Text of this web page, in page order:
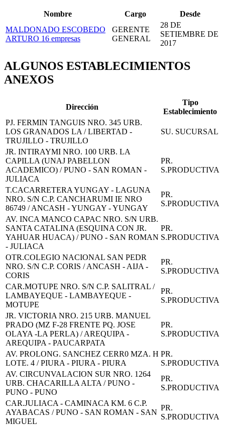
Nombre Cargo
Desde
MALDONADO ESCOBEDO
ARTURO 16 empresas
GERENTE
GENERAL
28 DE
SETIEMBRE DE
2017
ALGUNOS ESTABLECIMIENTOS
ANEXOS
Dirección
Tipo
Establecimiento
PJ. FERMIN TANGUIS NRO. 345 URB.
LOS GRANADOS LA / LIBERTAD -
TRUJILLO - TRUJILLO
SU. SUCURSAL
JR. INTIRAYMI NRO. 100 URB. LA
CAPILLA (UNAJ PABELLON
ACADEMICO) / PUNO - SAN ROMAN -
JULIACA
PR.
S.PRODUCTIVA
T.CACARRETERA YUNGAY - LAGUNA
NRO. S/N C.P. CANCHARUMI IE NRO
86749 / ANCASH - YUNGAY - YUNGAY
PR.
S.PRODUCTIVA
AV. INCA MANCO CAPAC NRO. S/N URB.
SANTA CATALINA (ESQUINA CON JR.
YAHUAR HUACA) / PUNO - SAN ROMAN
- JULIACA
PR.
S.PRODUCTIVA
OTR.COLEGIO NACIONAL SAN PEDR
NRO. S/N C.P. CORIS / ANCASH - AIJA -
CORIS
PR.
S.PRODUCTIVA
CAR.MOTUPE NRO. S/N C.P. SALITRAL /
LAMBAYEQUE - LAMBAYEQUE -
MOTUPE
PR.
S.PRODUCTIVA
JR. VICTORIA NRO. 215 URB. MANUEL
PRADO (MZ F-28 FRENTE PQ. JOSE
OLAYA -LA PERLA) / AREQUIPA -
AREQUIPA - PAUCARPATA
PR.
S.PRODUCTIVA
AV. PROLONG. SANCHEZ CERR0 MZA. H
LOTE. 4 / PIURA - PIURA - PIURA
PR.
S.PRODUCTIVA
AV. CIRCUNVALACION SUR NRO. 1264
URB. CHACARILLA ALTA / PUNO -
PUNO - PUNO
PR.
S.PRODUCTIVA
CAR.JULIACA - CAMINACA KM. 6 C.P.
AYABACAS / PUNO - SAN ROMAN - SAN
MIGUEL
PR.
S.PRODUCTIVA